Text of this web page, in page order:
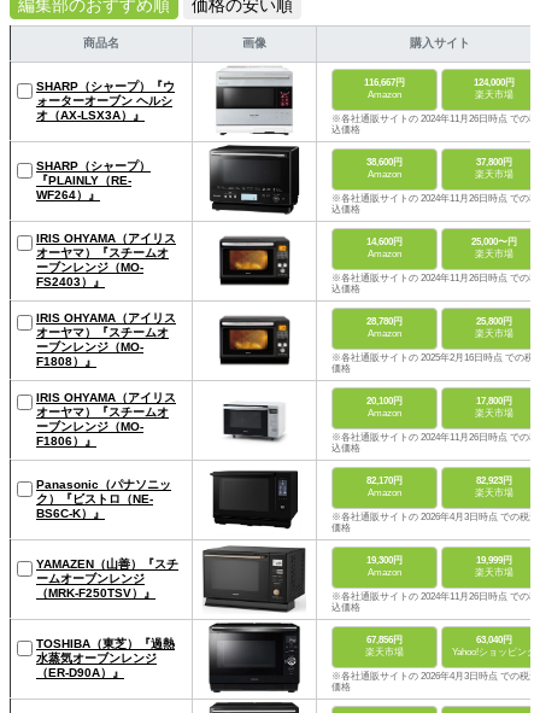
編集部のおすすめ順
価格の安い順
商品名 画像 購入サイト
SHARP（シャープ）『ウ
ォーターオーブン ヘルシ
オ（AX-LSX3A）』
116,667円
Amazon
124,000円
楽天市場
※各社通販サイトの 2024年11月26日時点 での税
込価格
SHARP（シャープ）
『PLAINLY（RE-
WF264）』
38,600円
Amazon
37,800円
楽天市場
※各社通販サイトの 2024年11月26日時点 での税
込価格
IRIS OHYAMA（アイリス
オーヤマ）『スチームオ
ーブンレンジ（MO-
FS2403）』
14,600円
Amazon
25,000〜円
楽天市場
※各社通販サイトの 2024年11月26日時点 での税
込価格
IRIS OHYAMA（アイリス
オーヤマ）『スチームオ
ーブンレンジ（MO-
F1808）』
28,780円
Amazon
25,800円
楽天市場
※各社通販サイトの 2025年2月16日時点 での税
価格
IRIS OHYAMA（アイリス
オーヤマ）『スチームオ
ーブンレンジ（MO-
F1806）』
20,100円
Amazon
17,800円
楽天市場
※各社通販サイトの 2024年11月26日時点 での税
込価格
Panasonic（パナソニッ
ク）『ビストロ（NE-
BS6C-K）』
82,170円
Amazon
82,923円
楽天市場
※各社通販サイトの 2026年4月3日時点 での税込
価格
YAMAZEN（山善）『スチ
ームオーブンレンジ
（MRK-F250TSV）』
19,300円
Amazon
19,999円
楽天市場
※各社通販サイトの 2024年11月26日時点 での税
込価格
TOSHIBA（東芝）『過熱
水蒸気オーブンレンジ
（ER-D90A）』
67,856円
楽天市場
63,040円
Yahoo!ショッピング
※各社通販サイトの 2026年4月3日時点 での税込
価格